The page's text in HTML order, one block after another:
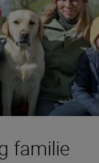
familie